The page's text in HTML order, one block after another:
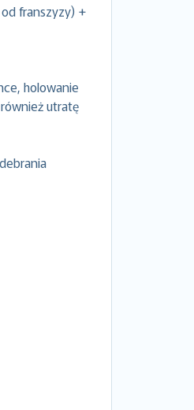
franszyzy) +
holowanie
utratę